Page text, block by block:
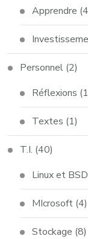
Apprendre
Personnel (2)
Réflexions
Textes (1)
T.I. (40)
Linux et BSD
MIcrosoft (4)
Stockage (8)